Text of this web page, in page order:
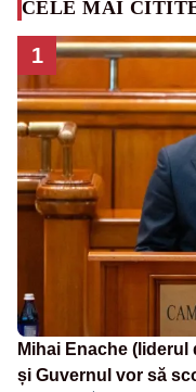
CELE MAI
1
Mihai Enache
și Guvernul vor să